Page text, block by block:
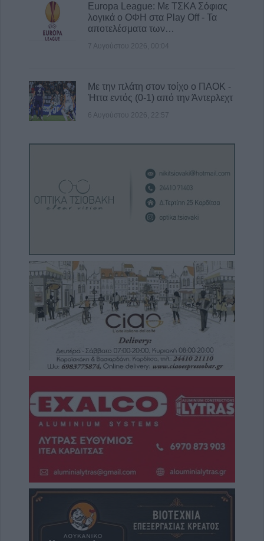
Europa League: Με ΤΣΚΑ Σόφιας
λογικά ο ΟΦΗ στα Play Off - Τα
αποτελέσματα των…
7 Αυγούστου 2026, 00:04
Με την πλάτη στον τοίχο ο ΠΑΟΚ -
Ήττα εντός (0-1) από την Άντερλεχτ
6 Αυγούστου 2026, 22:57